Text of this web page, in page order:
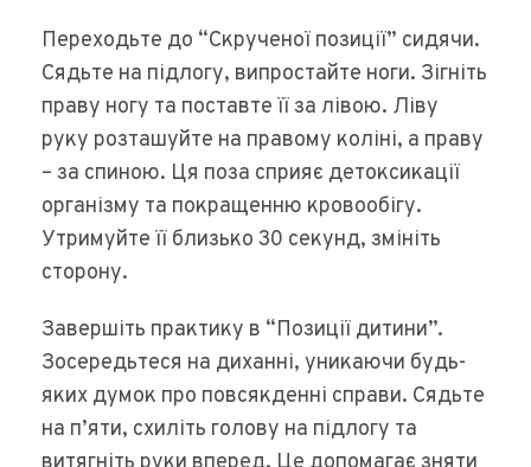
Переходьте до “Скрученої позиції” сидячи.
Сядьте на підлогу, випростайте ноги. Зігніть
праву ногу та поставте її за лівою. Ліву
руку розташуйте на правому коліні, а праву
– за спиною. Ця поза сприяє детоксикації
організму та покращенню кровообігу.
Утримуйте її близько 30 секунд, змініть
сторону.
Завершіть практику в “Позиції дитини”.
Зосередьтеся на диханні, уникаючи будь-
яких думок про повсякденні справи. Сядьте
на п’яти, схиліть голову на підлогу та